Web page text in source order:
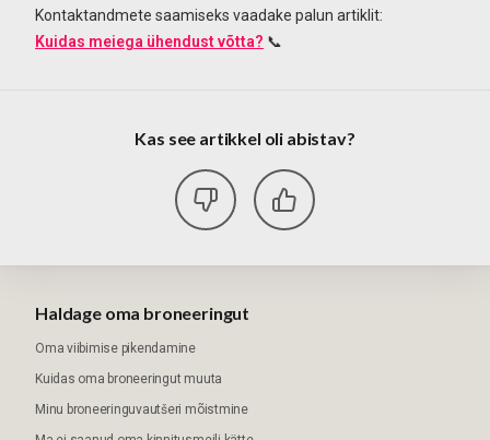
Kontaktandmete saamiseks vaadake palun artiklit:
Kuidas meiega ühendust võtta? 📞
Kas see artikkel oli abistav?
Haldage oma broneeringut
Oma viibimise pikendamine
Kuidas oma broneeringut muuta
Minu broneeringuvautšeri mõistmine